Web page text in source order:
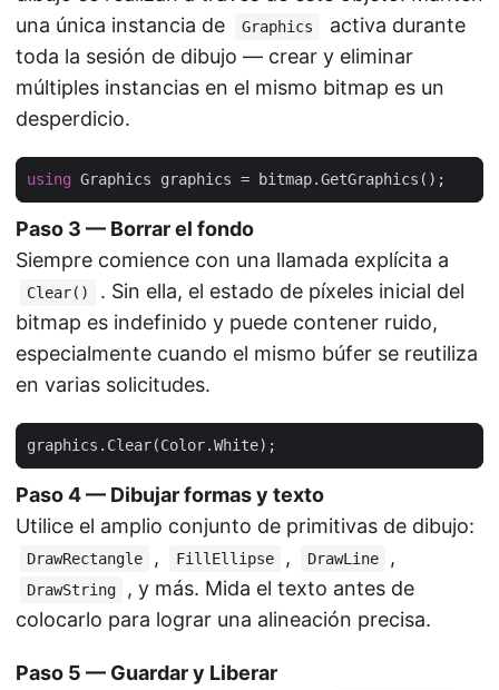
una única instancia de
Graphics
activa durante
toda la sesión de dibujo — crear y eliminar
múltiples instancias en el mismo bitmap es un
desperdicio.
using
Paso 3 — Borrar el fondo
Siempre comience con una llamada explícita a
Clear()
. Sin ella, el estado de píxeles inicial del
bitmap es indefinido y puede contener ruido,
especialmente cuando el mismo búfer se reutiliza
en varias solicitudes.
Paso 4 — Dibujar formas y texto
Utilice el amplio conjunto de primitivas de dibujo:
DrawRectangle , FillEllipse , DrawLine ,
DrawString
, y más. Mida el texto antes de
colocarlo para lograr una alineación precisa.
Paso 5 — Guardar y Liberar